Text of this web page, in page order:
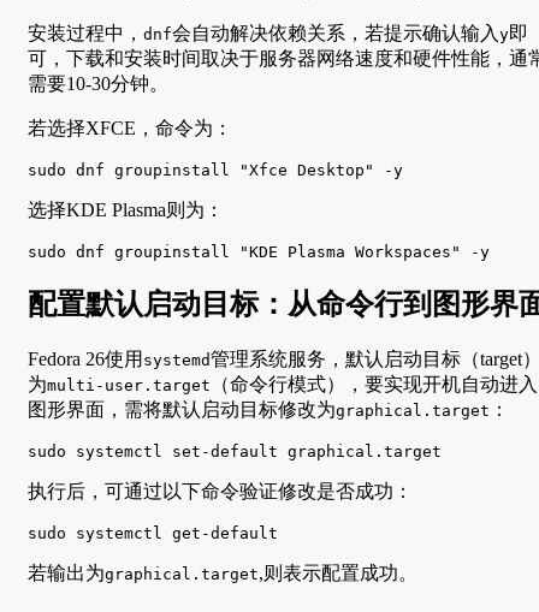
安装过程中， dnf会自动解决依赖关系，若提示确认输入 y即
可，下载和安装时间取决于服务器网络速度和硬件性能，通
需要10-30分钟。
若选择XFCE，命令为：
sudo dnf groupinstall "Xfce Desktop" -y
选择KDE Plasma则为：
sudo dnf groupinstall "KDE Plasma Workspaces" -y
配置默认启动目标：从命令行到图形界
Fedora 26使用 systemd管理系统服务，默认启动目标（target
为multi-user.target
（命令行模式），要实现开机自动进入
图形界面，需将默认启动目标修改为graphical.target ：
sudo systemctl set-default graphical.target
执行后，可通过以下命令验证修改是否成功：
sudo systemctl get-default
若输出为graphical.target,则表示配置成功。